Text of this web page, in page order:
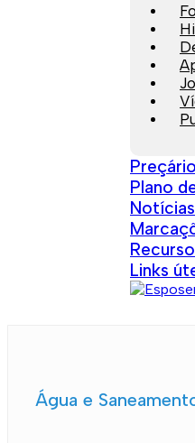
Preçário
Plano
Links
Água e